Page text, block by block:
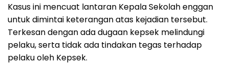
Kasus ini mencuat lantaran Kepala Sekolah enggan
untuk dimintai keterangan atas kejadian tersebut.
Terkesan dengan ada dugaan kepsek melindungi
pelaku, serta tidak ada tindakan tegas terhadap
pelaku oleh Kepsek.